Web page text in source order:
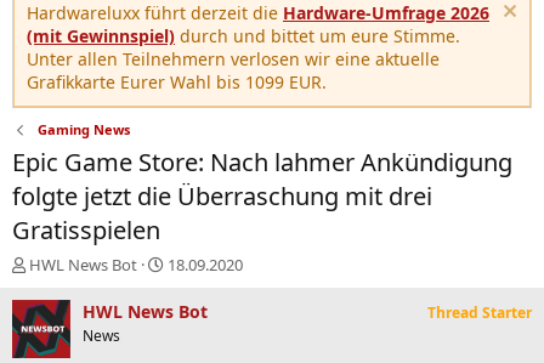
Hardwareluxx führt derzeit die Hardware-Umfrage 2026
(mit Gewinnspiel) durch und bittet um eure Stimme.
Unter allen Teilnehmern verlosen wir eine aktuelle
Grafikkarte Eurer Wahl bis 1099 EUR.
Gaming News
Epic Game Store: Nach lahmer Ankündigung
folgte jetzt die Überraschung mit drei
Gratisspielen
E
s
t
e
HWL News Bot
E
s
18.09.2020
HWL News Bot
News
Thread Starter